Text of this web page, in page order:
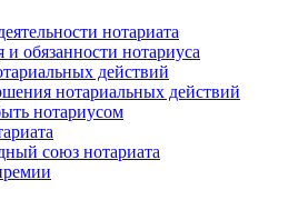
нотариата
обязанности нотариуса
действий
нотариальных действий
нотариусом
союз нотариата